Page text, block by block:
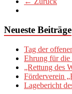
Neueste Beiträge
Tag der
Ehrung für die
„Rettung des
Förderverein
Lagebericht